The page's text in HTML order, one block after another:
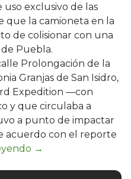
uso exclusivo de las
que la camioneta en la
de colisionar con una
Puebla.
Prolongación de la
Granjas de San Isidro,
Expedition —con
y que circulaba a
a punto de impactar
acuerdo con el reporte